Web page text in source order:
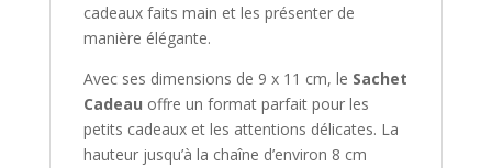
cadeaux faits main et les présenter de
manière élégante.
Avec ses dimensions de 9 x 11 cm, le Sachet
Cadeau offre un format parfait pour les
petits cadeaux et les attentions délicates. La
hauteur jusqu’à la chaîne d’environ 8 cm